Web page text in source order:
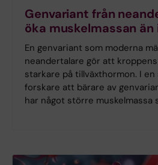
Genvariant från
öka muskelmassan än
En genvariant som moderna
neandertalare gör att
starkare på tillväxthormon. I
forskare att bärare av
har något större muskelmassa